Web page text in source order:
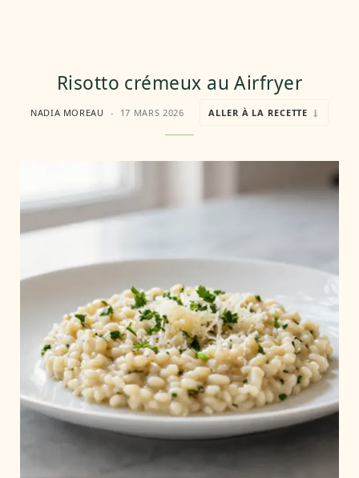
Risotto crémeux au Airfryer
NADIA MOREAU 17 MARS 2026 ALLER À LA RECETTE